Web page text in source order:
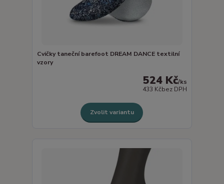
Cvičky taneční barefoot DREAM DANCE textilní
vzory
524 Kč/ks
433 Kčbez DPH
Zvolit variantu